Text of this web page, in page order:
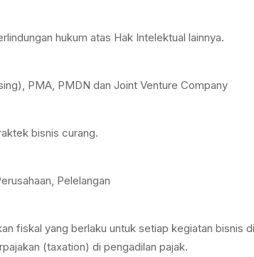
hukum atas Hak Intelektual lainnya.
PMA, PMDN dan Joint Venture Company
bisnis curang.
Pelelangan
fiskal yang berlaku untuk setiap kegiatan bisnis
(taxation) di pengadilan pajak.